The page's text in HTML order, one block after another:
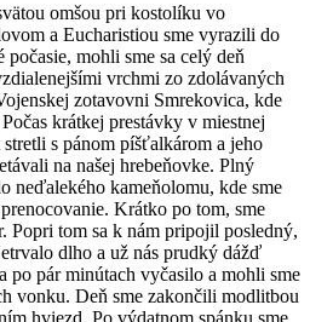
omšou pri kostolíku vo
a Eucharistiou sme vyrazili do
mohli sme sa celý deň
vrchmi zo zdolávaných
zotavovni Smrekovica, kde
krátkej prestávky v miestnej
s pánom píšťalkárom a jeho
na našej hrebeňovke. Plný
neďalekého kameňolomu, kde sme
Krátko po tom, sme
Popri tom sa k nám pripojil posledný,
dlho a už nás prudký dážď
po pár minútach vyčasilo a mohli sme
vonku. Deň sme zakončili modlitbou
hviezd. Po výdatnom spánku sme